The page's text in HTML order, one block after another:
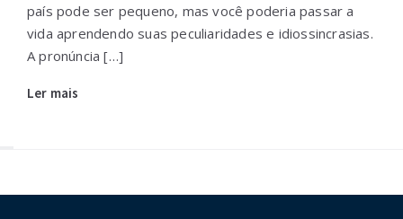
país pode ser pequeno, mas você poderia passar a
vida aprendendo suas peculiaridades e idiossincrasias.
A pronúncia […]
Ler mais